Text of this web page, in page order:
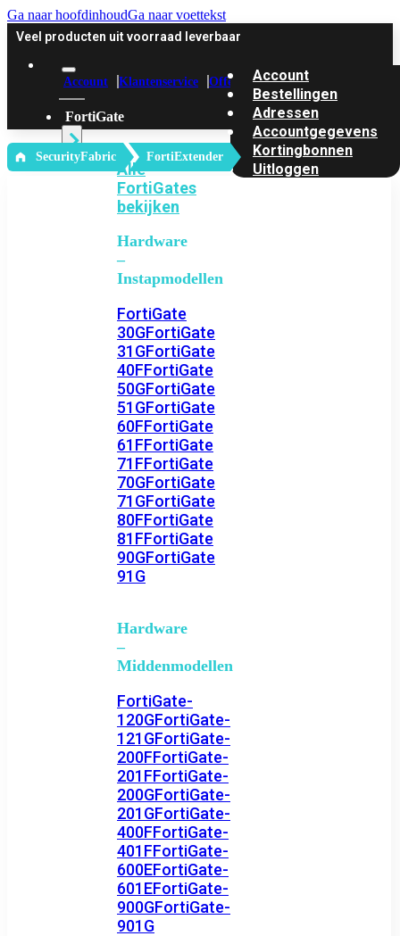
Ga naar hoofdinhoudGa naar voettekst
Veel producten uit voorraad leverbaar
Account Klantenservice Offerte
FortiGate
Alle
FortiGates
bekijken
Hardware
–
Instapmodellen
FortiGate
30GFortiGate
31GFortiGate
40FFortiGate
50GFortiGate
51GFortiGate
60FFortiGate
61FFortiGate
71FFortiGate
70GFortiGate
71GFortiGate
80FFortiGate
81FFortiGate
90GFortiGate
91G
Hardware
–
Middenmodellen
FortiGate-
120GFortiGate-
121GFortiGate-
200FFortiGate-
201FFortiGate-
200GFortiGate-
201GFortiGate-
400FFortiGate-
401FFortiGate-
600EFortiGate-
601EFortiGate-
900GFortiGate-
901G
Account
Bestellingen
Adressen
Accountgegevens
Kortingbonnen
Uitloggen
‎ SecurityFabric FortiExtender